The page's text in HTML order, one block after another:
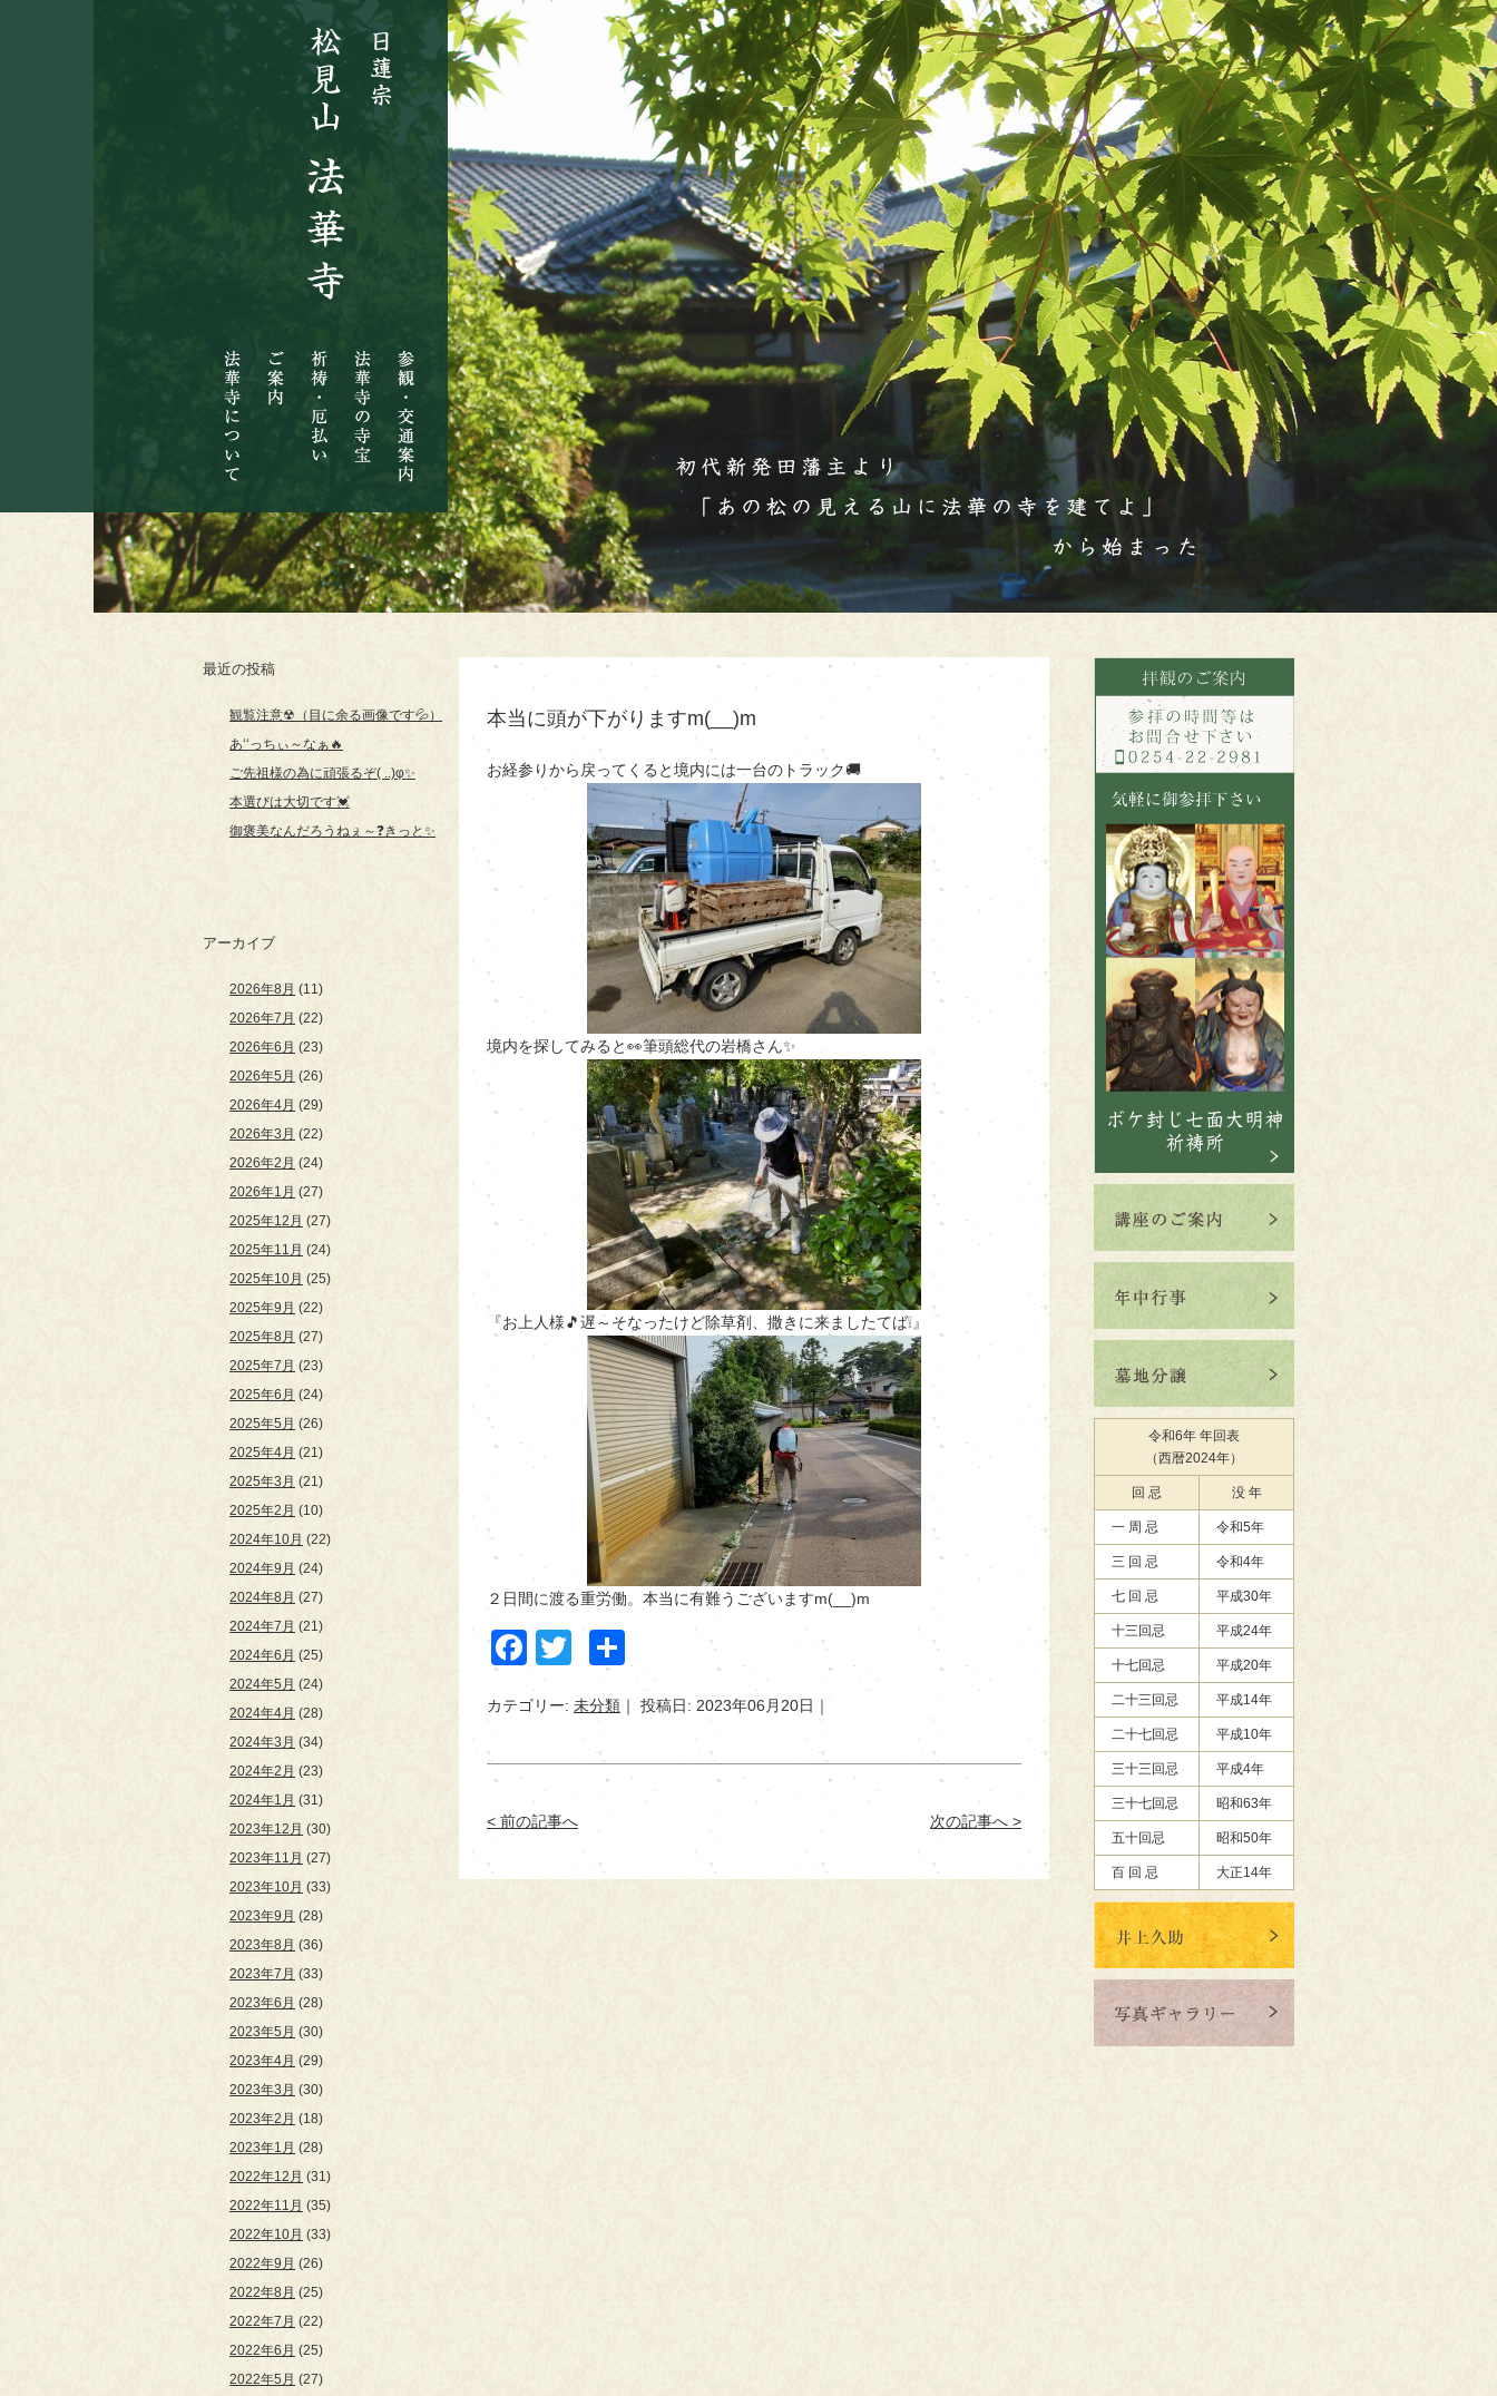
華
寺
に
つ
い
案
内
祷・
厄
払
い
華
寺
の
寺
宝
観・
交
通
案
内
最近の投稿
観覧注意☢（目に余る画像です💦）
あ‘‘っちぃ～なぁ🔥
ご先祖様の為に頑張るぞ( ..)φ✨
本選びは大切です💓
御褒美なんだろうねぇ～❓きっと✨
アーカイブ
2026年8月 (11)
2026年7月 (22)
2026年6月 (23)
2026年5月 (26)
2026年4月 (29)
2026年3月 (22)
2026年2月 (24)
2026年1月 (27)
2025年12月 (27)
2025年11月 (24)
2025年10月 (25)
2025年9月 (22)
2025年8月 (27)
2025年7月 (23)
2025年6月 (24)
2025年5月 (26)
2025年4月 (21)
2025年3月 (21)
2025年2月 (10)
2024年10月 (22)
2024年9月 (24)
2024年8月 (27)
2024年7月 (21)
2024年6月 (25)
2024年5月 (24)
2024年4月 (28)
2024年3月 (34)
2024年2月 (23)
2024年1月 (31)
2023年12月 (30)
2023年11月 (27)
2023年10月 (33)
2023年9月 (28)
2023年8月 (36)
2023年7月 (33)
2023年6月 (28)
2023年5月 (30)
2023年4月 (29)
2023年3月 (30)
2023年2月 (18)
2023年1月 (28)
2022年12月 (31)
2022年11月 (35)
2022年10月 (33)
2022年9月 (26)
2022年8月 (25)
2022年7月 (22)
2022年6月 (25)
2022年5月 (27)
本当に頭が下がりますm(__)m
お経参りから戻ってくると境内には一台のトラック🚚
境内を探してみると👀筆頭総代の岩橋さん✨
『お上人様🎵遅～そなったけど除草剤、撒きに来ましたてば❕』
２日間に渡る重労働。本当に有難うございますm(__)m
Facebook
Twitter
カテゴリー: 未分類 投稿日: 2023年06月20日
< 前の記事へ 次の記事へ >
令和6年 年回表
（西暦2024年）
回 忌 没 年
一 周 忌 令和5年
三 回 忌 令和4年
七 回 忌 平成30年
十三回忌 平成24年
十七回忌 平成20年
二十三回忌 平成14年
二十七回忌 平成10年
三十三回忌 平成4年
三十七回忌 昭和63年
五十回忌 昭和50年
百 回 忌 大正14年